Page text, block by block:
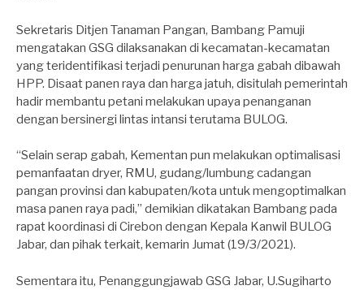
Sekretaris Ditjen Tanaman Pangan, Bambang Pamuji
mengatakan GSG dilaksanakan di kecamatan-kecamatan
yang teridentifikasi terjadi penurunan harga gabah dibawah
HPP. Disaat panen raya dan harga jatuh, disitulah pemerintah
hadir membantu petani melakukan upaya penanganan
dengan bersinergi lintas intansi terutama BULOG.
“Selain serap gabah, Kementan pun melakukan optimalisasi
pemanfaatan dryer, RMU, gudang/lumbung cadangan
pangan provinsi dan kabupaten/kota untuk mengoptimalkan
masa panen raya padi,” demikian dikatakan Bambang pada
rapat koordinasi di Cirebon dengan Kepala Kanwil BULOG
Jabar, dan pihak terkait, kemarin Jumat (19/3/2021).
Sementara itu, Penanggungjawab GSG Jabar, U.Sugiharto